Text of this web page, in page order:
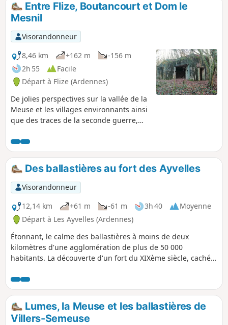
p
Entre Flize, Boutancourt et Dom le
Mesnil
Visorandonneur
8,46 km
+162 m
-156 m
2h 55
Facile
Départ à Flize (Ardennes)
De jolies perspectives sur la vallée de la
Meuse et les villages environnants ainsi
que des traces de la seconde guerre,
a marqué l'histoire économique.
Des ballastières au fort des Ayvelles
Visorandonneur
12,14 km
+61 m -61 m 3h 40
Moyenne
Départ à Les Ayvelles (Ardennes)
Étonnant, le calme des ballastières à moins de deux
kilomètres d'une agglomération de plus de 50 000
habitants. La découverte d'un fort du XIXème siècle, caché
Lumes, la Meuse et les ballastières de
Villers-Semeuse